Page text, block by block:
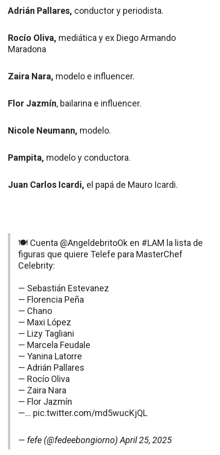
Adrián Pallares, conductor y periodista.
Rocío Oliva, mediática y ex Diego Armando
Maradona
Zaira Nara, modelo e influencer.
Flor Jazmín, bailarina e influencer.
Nicole Neumann, modelo.
Pampita, modelo y conductora.
Juan Carlos Icardi, el papá de Mauro Icardi.
🍽️ Cuenta @AngeldebritoOk en #LAM la lista de
figuras que quiere Telefe para MasterChef
Celebrity:
— Sebastián Estevanez
— Florencia Peña
— Chano
— Maxi López
— Lizy Tagliani
— Marcela Feudale
— Yanina Latorre
— Adrián Pallares
— Rocío Oliva
— Zaira Nara
— Flor Jazmín
—… pic.twitter.com/md5wucKjQL
— fefe (@fedeebongiorno)April 25, 2025